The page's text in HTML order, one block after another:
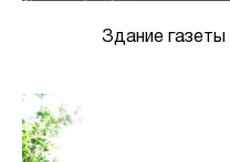
Здание